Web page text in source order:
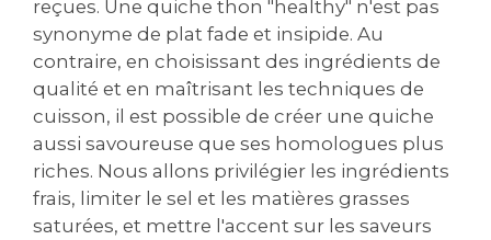
reçues. Une quiche thon "healthy" n'est pas
synonyme de plat fade et insipide. Au
contraire, en choisissant des ingrédients de
qualité et en maîtrisant les techniques de
cuisson, il est possible de créer une quiche
aussi savoureuse que ses homologues plus
riches. Nous allons privilégier les ingrédients
frais, limiter le sel et les matières grasses
saturées, et mettre l'accent sur les saveurs